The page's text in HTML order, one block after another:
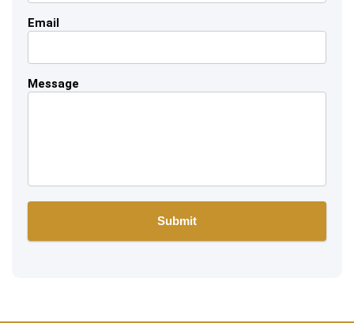
Email
Message